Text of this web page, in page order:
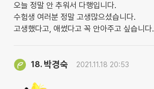
오늘 정말 안 추워서 다행입니다.
수험생 여러분 정말 고생많으셨습니다.
고생했다고, 애썼다고 꼭 안아주고 싶습니다.
18. 박경숙 2021.11.18 20:53